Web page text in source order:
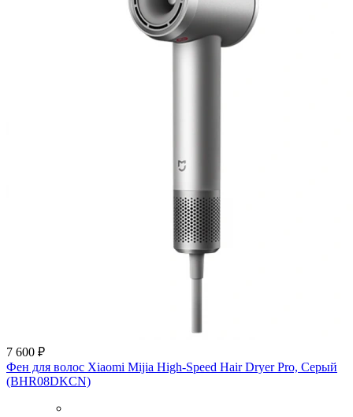
7 600 ₽
Фен для волос Xiaomi Mijia High-Speed Hair Dryer Pro, Серый
(BHR08DKCN)